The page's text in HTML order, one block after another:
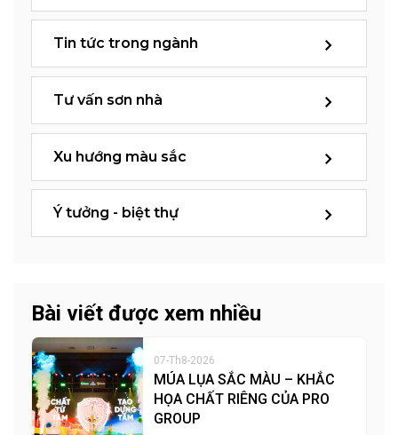
Tin tức trong ngành
Tư vấn sơn nhà
Xu hướng màu sắc
Ý tưởng - biệt thự
Bài viết được xem nhiều
07-Th8-2026
MÚA LỤA SẮC MÀU – KHẮC
HỌA CHẤT RIÊNG CỦA PRO
GROUP